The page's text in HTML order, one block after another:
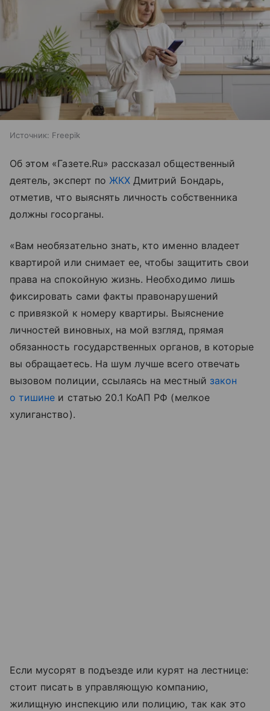
Источник: Freepik
Об этом «Газете.Ru» рассказал общественный
деятель, эксперт по ЖКХ Дмитрий Бондарь,
отметив, что выяснять личность собственника
должны госорганы.
«Вам необязательно знать, кто именно владеет
квартирой или снимает ее, чтобы защитить свои
права на спокойную жизнь. Необходимо лишь
фиксировать сами факты правонарушений
с привязкой к номеру квартиры. Выяснение
личностей виновных, на мой взгляд, прямая
обязанность государственных органов, в которые
вы обращаетесь. На шум лучше всего отвечать
вызовом полиции, ссылаясь на местный закон
о тишине и статью 20.1 КоАП РФ (мелкое
хулиганство).
Если мусорят в подъезде или курят на лестнице:
стоит писать в управляющую компанию,
жилищную инспекцию или полицию, так как это